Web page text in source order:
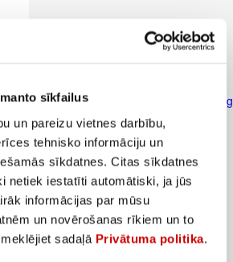
sīkfailus
un pareizu vietnes darbību,
tehnisko informāciju un
sīkdatnes. Citas sīkdatnes
netiek iestatīti automātiski, ja jūs
informācijas par mūsu
un novērošanas rīkiem un to
sadaļā Privātuma politika.
Šampūns PANTENE Thick&Strong
400ml